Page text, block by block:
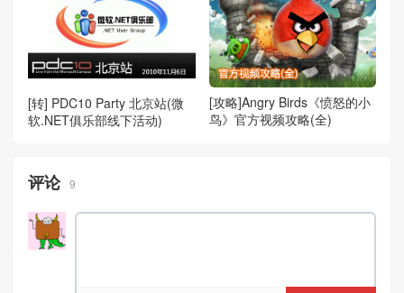
[转] PDC10 Party 北京站(微
软.NET俱乐部线下活动)
[攻略]Angry Birds《愤怒的小
鸟》官方视频攻略(全)
评论 9